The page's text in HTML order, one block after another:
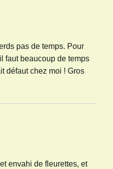
pas de temps. Pour
faut beaucoup de temps
défaut chez moi ! Gros
envahi de fleurettes, et